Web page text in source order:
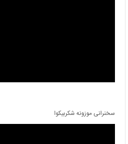
سخنرانی موزونه شکربیکوا